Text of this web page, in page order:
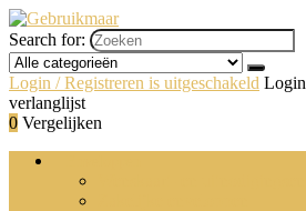
Search for:
Login / Registreren is uitgeschakeld Login
verlanglijst
0 Vergelijken